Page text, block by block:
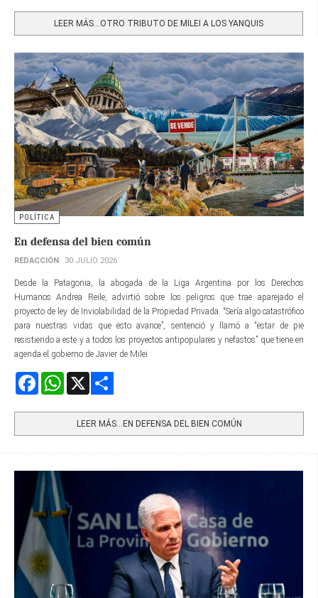
LEER MÁS…OTRO TRIBUTO DE MILEI A LOS YANQUIS
POLÍTICA
En defensa del bien común
REDACCIÓN 30 JULIO 2026
Desde la Patagonia, la abogada de la Liga Argentina por los Derechos
Humanos Andrea Reile, advirtió sobre los peligros que trae aparejado el
proyecto de ley de Inviolabilidad de la Propiedad Privada. “Sería algo catastrófico
para nuestras vidas que esto avance”, sentenció y llamó a “estar de pie
resistiendo a este y a todos los proyectos antipopulares y nefastos” que tiene en
agenda el gobierno de Javier de Milei.
FacebookWhatsApp
LEER MÁS…EN DEFENSA DEL BIEN COMÚN